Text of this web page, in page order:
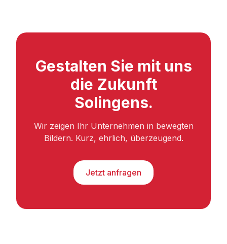
Gestalten Sie mit uns
die Zukunft
Solingens.
Wir zeigen Ihr Unternehmen in bewegten
Bildern. Kurz, ehrlich, überzeugend.
Jetzt anfragen